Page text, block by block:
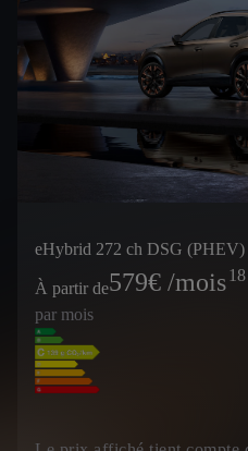
eHybrid 272 ch DSG (PHEV)
À partir de579€ /mois18
par mois